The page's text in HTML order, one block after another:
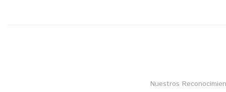
Nuestros